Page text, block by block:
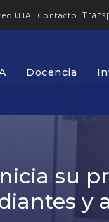
UTA Contacto
Docencia
su
y